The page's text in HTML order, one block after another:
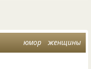
юмор женщины